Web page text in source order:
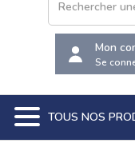
Mon
Se
TOUS NOS